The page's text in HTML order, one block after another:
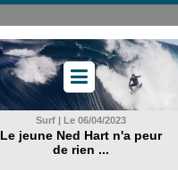
Surf | Le 06/04/2023
Le jeune Ned Hart n'a peur
de rien ...